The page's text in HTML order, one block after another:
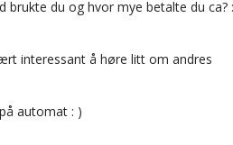
brukte du og hvor mye betalte du ca? :
interessant å høre litt om andres
automat : )